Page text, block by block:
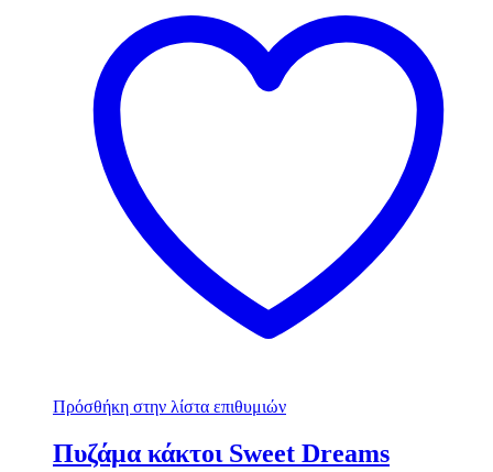
Πρόσθήκη στην λίστα επιθυμιών
Πυζάμα κάκτοι Sweet Dreams